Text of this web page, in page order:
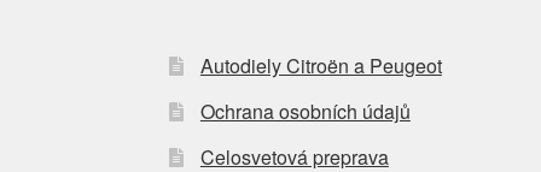
Autodiely Citroën a Peugeot
Ochrana osobních údajů
Celosvetová preprava